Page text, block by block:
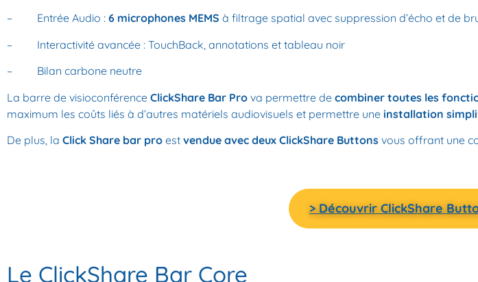
– Entrée Audio : 6 microphones MEMS à filtrage spatial avec suppression d’écho et de
– Interactivité avancée : TouchBack, annotations et tableau noir
– Bilan carbone neutre
La barre de visioconférence ClickShare Bar Pro va permettre de combiner toutes les
maximum les coûts liés à d’autres matériels audiovisuels et permettre une installation
De plus, la Click Share bar pro est vendue avec deux ClickShare Buttons vous offrant une
> Découvrir ClickShare
Le ClickShare Bar Core